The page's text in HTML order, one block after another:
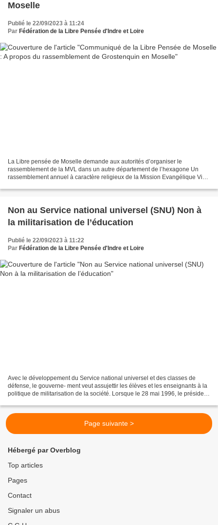
Moselle
Publié le 22/09/2023 à 11:24
Par Fédération de la Libre Pensée d'Indre et Loire
La Libre pensée de Moselle demande aux autorités d’organiser le
rassemblement de la MVL dans un autre département de l’hexagone Un
rassemblement annuel à caractère religieux de la Mission Evangélique Vie
Non au Service national universel (SNU) Non à
la militarisation de l’éducation
Publié le 22/09/2023 à 11:22
Par Fédération de la Libre Pensée d'Indre et Loire
Avec le développement du Service national universel et des classes de
défense, le gouverne- ment veut assujettir les élèves et les enseignants à la
politique de militarisation de la société. Lorsque le 28 mai 1996, le président
Page suivante >
Hébergé par Overblog
Top articles
Pages
Contact
Signaler un abus